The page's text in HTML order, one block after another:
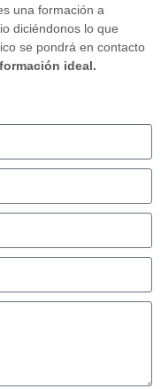
una formación a
diciéndonos lo que
se pondrá en contacto
ideal.